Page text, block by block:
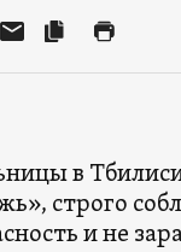
в
строго
и не